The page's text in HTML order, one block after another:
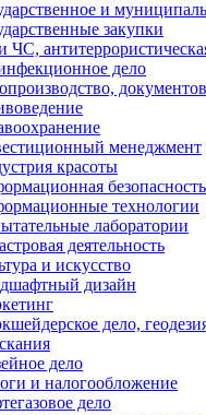
и
закупки
ЧС,
дело
менеджмент
красоты
безопасность
технологии
лаборатории
деятельность
и искусство
дизайн
дело,
дело
и налогообложение
дело